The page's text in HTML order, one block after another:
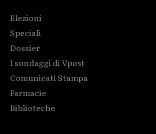
Elezioni
Speciali
Dossier
I sondaggi di Vpost
Comunicati Stampa
Farmacie
Biblioteche